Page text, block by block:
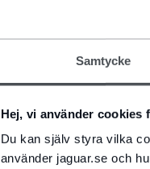
Samtycke
Hej, vi använder
Du kan själv styra vilka
använder jaguar.se och